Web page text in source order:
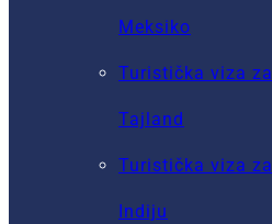
Meksiko
Turistička viza za
Tajland
Turistička viza za
Indiju